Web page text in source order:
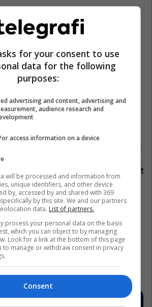
të mundshme dhe
futja e një klauzole të
kujtonte anëtarëve të rinj
besnik me Bashkimin
unitetin, besimin e ndërsjellë dhe
në BE i shkakton dëm
evropianë”, vlerësojnë autorët
konsiderojnë se marrëveshjet
të përmbajnë mekanizma
sjelljeje të tillë.
for your consent to use
data for the following
purposes:
advertising and content, advertising and
audience research and
access information on a device
will be processed and information from
unique identifiers, and other device
by, accessed by and shared with 369
by this site. We and our partners
data. List of partners.
process your personal data on the basis
which you can object to by managing
Look for a link at the bottom of this page
to manage or withdraw consent in privacy
Consent